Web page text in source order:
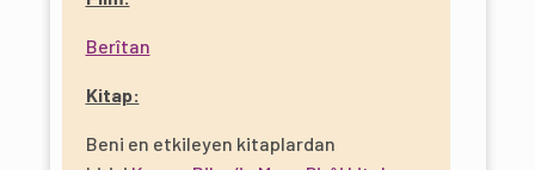
Berîtan
Kitap:
Beni en etkileyen kitaplardan